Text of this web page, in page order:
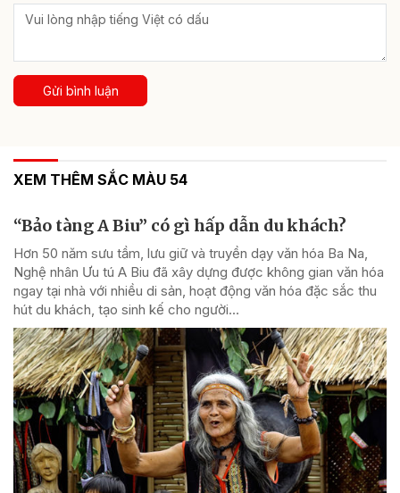
Gửi bình luận
XEM THÊM SẮC MÀU 54
“Bảo tàng A Biu” có gì hấp dẫn du khách?
Hơn 50 năm sưu tầm, lưu giữ và truyền dạy văn hóa Ba Na,
Nghệ nhân Ưu tú A Biu đã xây dựng được không gian văn hóa
ngay tại nhà với nhiều di sản, hoạt động văn hóa đặc sắc thu
hút du khách, tạo sinh kế cho người...